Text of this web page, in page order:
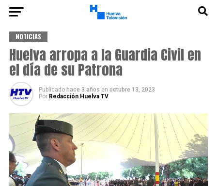
NOTICIAS
Huelva arropa a la Guardia Civil en
el día de su Patrona
Publicado hace 3 años en octubre 13, 2023
Por Redacción Huelva TV